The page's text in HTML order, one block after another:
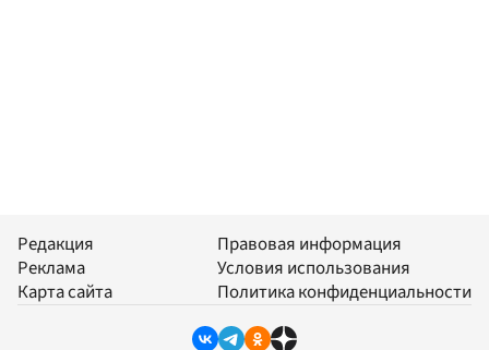
Редакция
Реклама
Карта сайта
Правовая информация
Условия использования
Политика конфиденциальности